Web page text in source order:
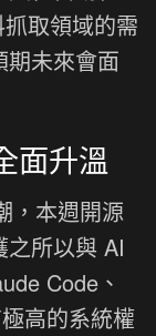
取領域的需
期未來會面
面升溫
，本週開源
所以與 AI
Code、
高的系統權